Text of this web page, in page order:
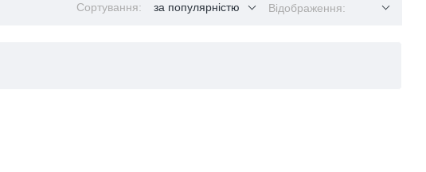
Сортування: за популярністю Відображення: